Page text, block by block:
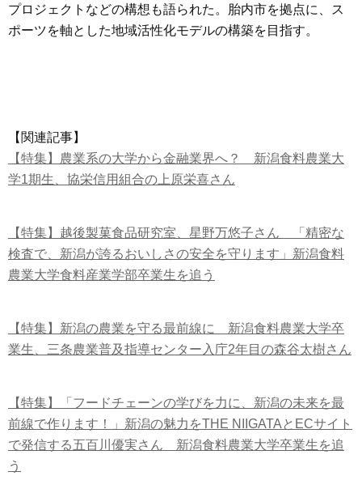
プロジェクトなどの構想も語られた。胎内市を拠点に、ス
ポーツを軸とした地域活性化モデルの構築を目指す。
【関連記事】
【特集】農業系の大学から金融業界へ？ 新潟食料農業大
学1期生、協栄信用組合の上原栄喜さん
【特集】越後製菓食品研究室、星野万悠子さん 「精密な
検査で、新潟が誇るおいしさの安全を守ります」新潟食料
農業大学食料産業学部卒業生を追う
【特集】新潟の農業を守る最前線に 新潟食料農業大学卒
業生、三条農業普及指導センター入庁2年目の森谷太樹さん
【特集】「フードチェーンの学びを力に、新潟の未来を最
前線で作ります！」新潟の魅力をTHE NIIGATAとECサイト
で発信する五百川優実さん 新潟食料農業大学卒業生を追
う